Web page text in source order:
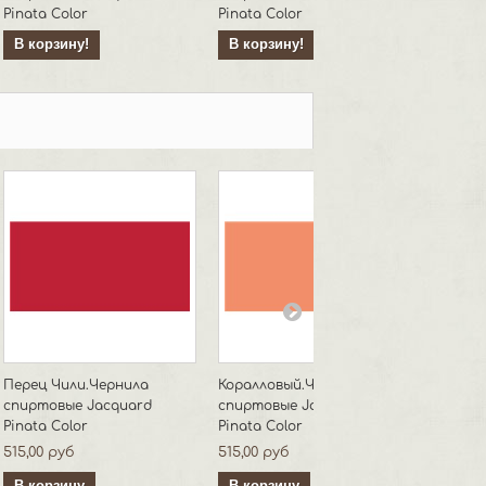
Pinata Color
В корзину!
Pinata Color
В корзину!
Перец Чили.Чернила
спиртовые Jacquard
Pinata Color
515,00 руб
Коралловый.Чернила
спиртовые Jacquard
Pinata Color
515,00 руб